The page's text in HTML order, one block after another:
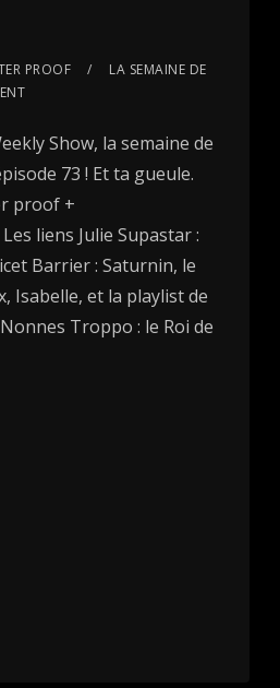
PROOF
LA SEMAINE DE
Show, la semaine de
73 ! Et ta gueule.
proof +
liens Julie Supastar :
Barrier : Saturnin, le
Isabelle, et la playlist de
Troppo : le Roi de